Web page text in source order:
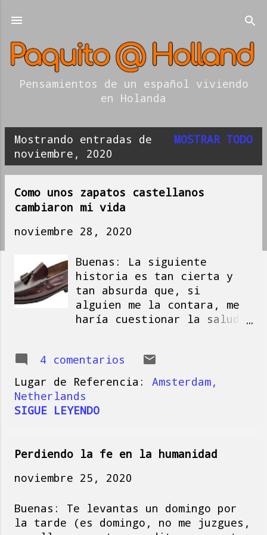
Pensamientos de un español viviendo
en Holanda
n
Mostrando entradas de
noviembre, 2020
MOSTRAR TODO
Como unos zapatos castellanos
cambiaron mi vida
noviembre 28, 2020
Buenas: La siguiente
historia es tan cierta y
tan absurda que, si
alguien me la contara, me
haría cuestionar la salud
Esto lo sé porque, en los
últimos días, al hilo de
un par de conversaciones
con personas de mi
entorno, donde la
colación, cuando me acordé
de la anécdota y empecé a
relatarla, la reacción de
parecida a lo que te acabo
de decir. Afortunadamente,
4 comentarios
Lugar de Referencia: Amsterdam,
Netherlands
SIGUE LEYENDO
Perdiendo la fe en la humanidad
noviembre 25, 2020
Buenas: Te levantas un domingo por
la tarde (es domingo, no me juzgues,